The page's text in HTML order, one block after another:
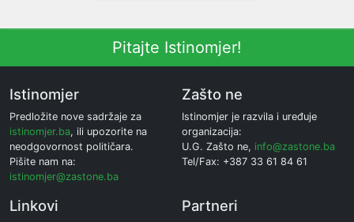
Pitajte Istinomjer!
Istinomjer
Predložite nove sadržaje za
istinomjer.ba, ili upozorite na
neodgovornost političara.
Pišite nam na:
istinomjer@zastone.ba
Zašto ne
Istinomjer je razvila i uređuje
organizacija:
U.G. Zašto ne, info@zastone.ba
Tel/Fax: +387 33 61 84 61
Linkovi Partneri